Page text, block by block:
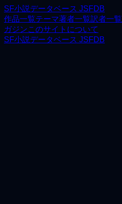
SF小説データベース JSFDB
作品一覧テーマ著者一覧訳者一覧
ガジンこのサイトについて
SF小説データベース JSFDB